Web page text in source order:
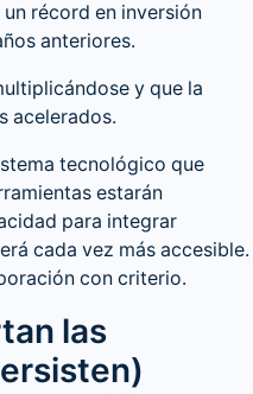
récord en inversión
anteriores.
y que la
acelerados.
tecnológico que
estarán
para integrar
cada vez más accesible.
con criterio.
las